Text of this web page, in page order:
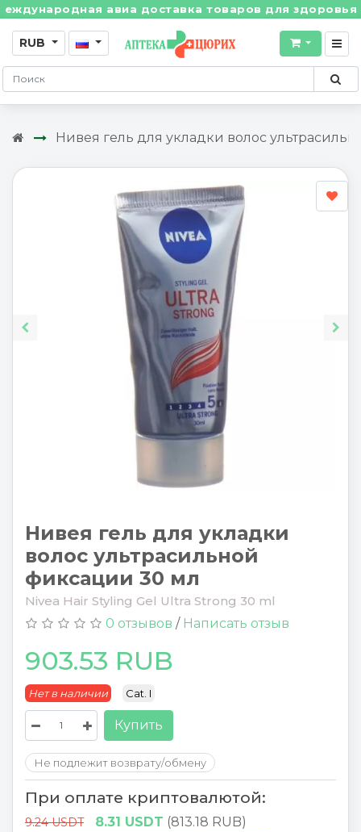
авиа доставка товаров для здоровья
RUB
Нивея гель для укладки волос
Нивея гель для укладки
волос ультрасильной
фиксации 30 мл
Nivea Hair Styling Gel Ultra Strong 30 ml
0 отзывов / Написать отзыв
903.53 RUB
Нет в наличии Cat. I
Купить
Не подлежит возврату/обмену
При оплате криптовалютой:
9.24 USDT 8.31 USDT (813.18 RUB)